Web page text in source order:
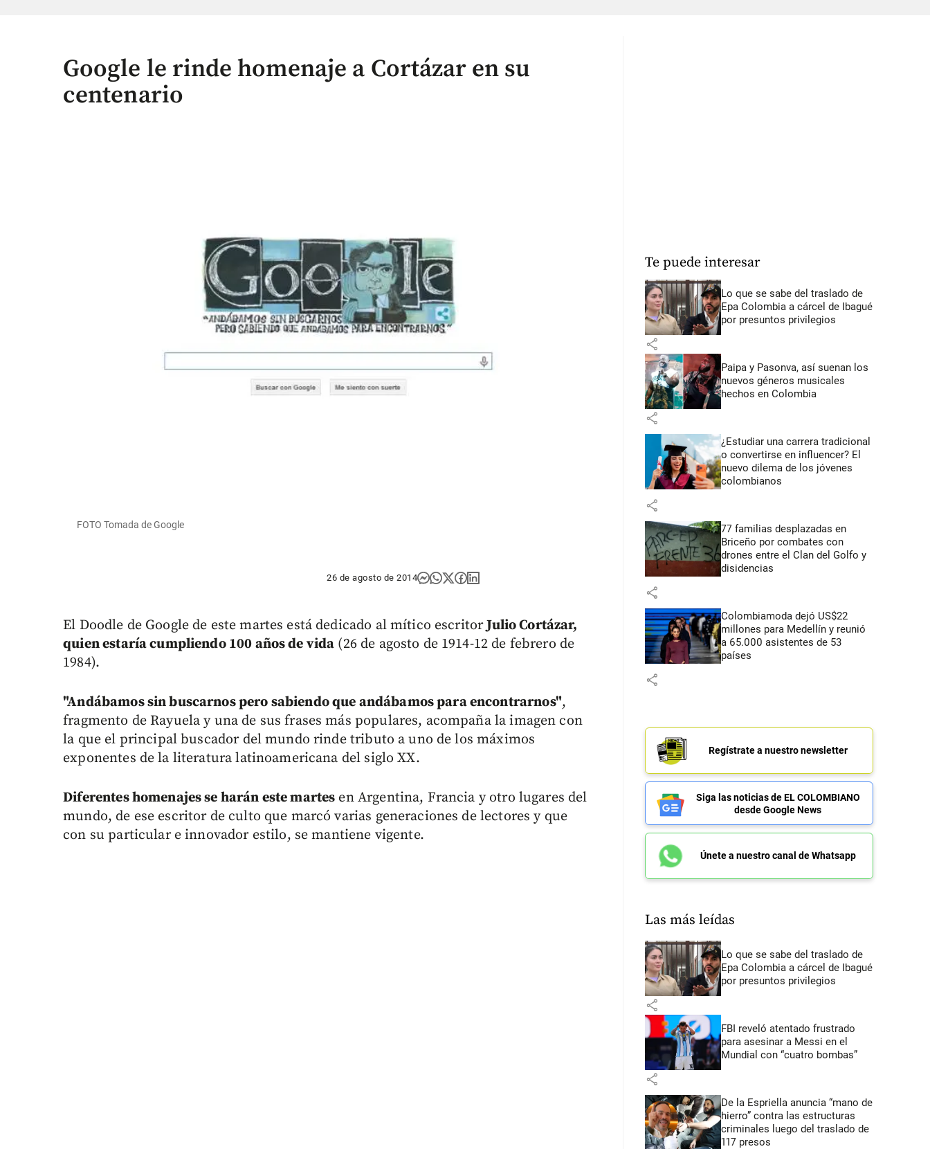
Google le rinde homenaje a Cortázar en su
centenario
FOTO Tomada de Google
26 de agosto de 2014
El Doodle de Google de este martes está dedicado al mítico escritorJulio Cortázar,
quien estaría cumpliendo 100 años de vida (26 de agosto de 1914-12 de febrero de
1984).
"Andábamos sin buscarnos pero sabiendo que andábamos para encontrarnos",
fragmento de Rayuela y una de sus frases más populares, acompaña la imagen con
la que el principal buscador del mundo rinde tributo a uno de los máximos
exponentes de la literatura latinoamericana del siglo XX.
Diferentes homenajes se harán este martes en Argentina, Francia y otro lugares del
mundo, de ese escritor de culto que marcó varias generaciones de lectores y que
con su particular e innovador estilo, se mantiene vigente.
Te puede interesar
Lo que se sabe del traslado de
Epa Colombia a cárcel de Ibagué
por presuntos privilegios
share
Paipa y Pasonva, así suenan los
nuevos géneros musicales
hechos en Colombia
share
¿Estudiar una carrera tradicional
o convertirse en influencer? El
nuevo dilema de los jóvenes
colombianos
share
77 familias desplazadas en
Briceño por combates con
drones entre el Clan del Golfo y
disidencias
share
Colombiamoda dejó US$22
millones para Medellín y reunió
a 65.000 asistentes de 53
países
share
Regístrate a nuestro newsletter
Siga las noticias de EL COLOMBIANO
desde Google News
Únete a nuestro canal de Whatsapp
Las más leídas
Lo que se sabe del traslado de
Epa Colombia a cárcel de Ibagué
por presuntos privilegios
share
FBI reveló atentado frustrado
para asesinar a Messi en el
Mundial con “cuatro bombas”
share
De la Espriella anuncia “mano de
hierro” contra las estructuras
criminales luego del traslado de
117 presos